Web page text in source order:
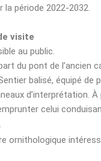
la période 2022-2032.
visite
au public.
du pont de l’ancien
balisé, équipé de
d’interprétation.
celui
.
ornithologique